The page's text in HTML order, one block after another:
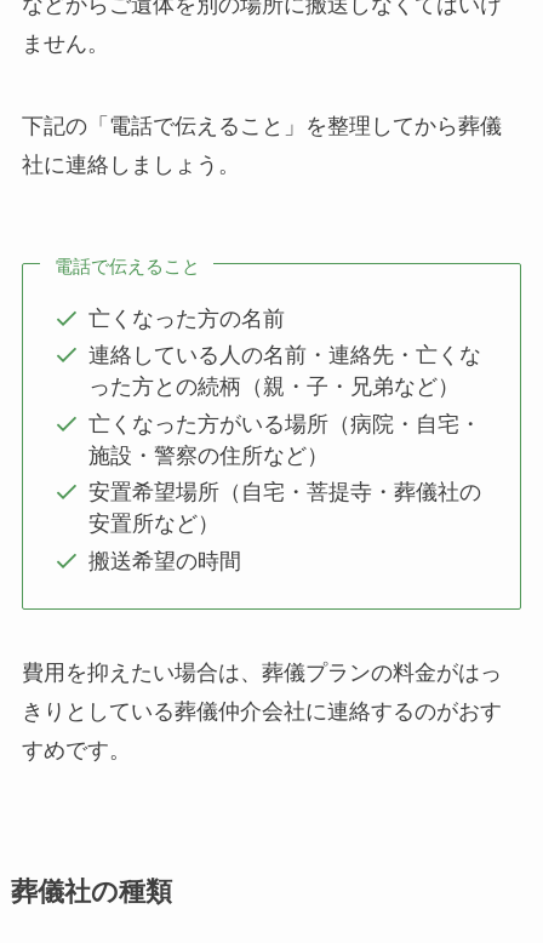
ません。
下記の「電話で伝えること」を整理してから葬儀
社に連絡しましょう。
電話で伝えること
亡くなった方の名前
連絡している人の名前・連絡先・亡くな
った方との続柄（親・子・兄弟など）
亡くなった方がいる場所（病院・自宅・
施設・警察の住所など）
安置希望場所（自宅・菩提寺・葬儀社の
安置所など）
搬送希望の時間
費用を抑えたい場合は、葬儀プランの料金がはっ
きりとしている葬儀仲介会社に連絡するのがおす
すめです。
葬儀社の種類